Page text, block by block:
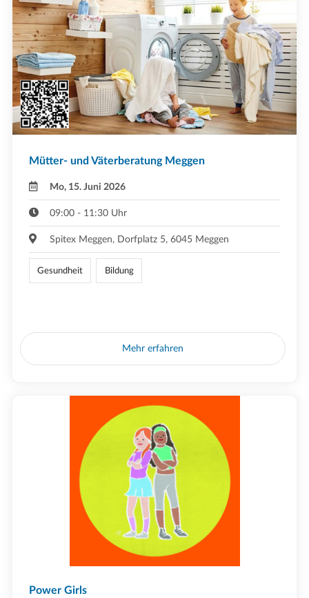
Mütter- und Väterberatung Meggen
Mo, 15. Juni 2026
09:00 - 11:30 Uhr
Spitex Meggen, Dorfplatz 5, 6045 Meggen
Gesundheit Bildung
Mehr erfahren
Power Girls